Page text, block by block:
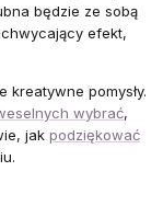
będzie ze sobą
efekt,
pomysły.
wybrać,
jak podziękować